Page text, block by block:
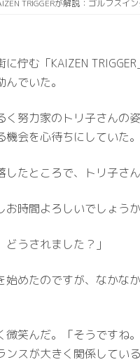
TRIGGERが解説：ゴルフス
に佇む「KAIZEN
でいた。
く努力家のトリ子さんの
会を心待ちにしていた。
たところで、トリ子さ
お時間よろしいでしょうか
どうされました？」
始めたのですが、なか
微笑んだ。「そうですね
スが大きく関係している